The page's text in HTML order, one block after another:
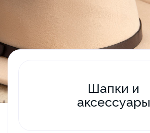
Шапки и
аксессуары